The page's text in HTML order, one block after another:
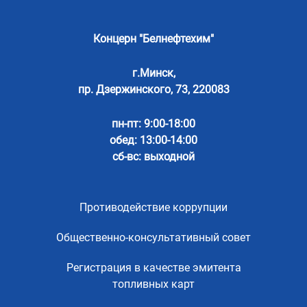
Концерн "Белнефтехим"
г.Минск,
пр. Дзержинского, 73, 220083
пн-пт: 9:00-18:00
обед: 13:00-14:00
сб-вс: выходной
Противодействие коррупции
Общественно-консультативный совет
Регистрация в качестве эмитента
топливных карт